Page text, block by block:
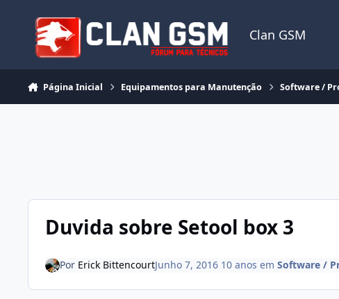
Clan GSM
Página Inicial Equipamentos para Manutenção Software /
Duvida sobre Setool box 3
Por Erick BittencourtJunho 7, 2016 10 anos em Software /